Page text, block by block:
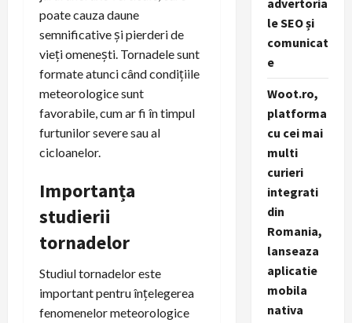
poate cauza daune
semnificative și pierderi de
vieți omenești. Tornadele sunt
formate atunci când condițiile
meteorologice sunt
favorabile, cum ar fi în timpul
furtunilor severe sau al
cicloanelor.
Importanța
studierii
tornadelor
Studiul tornadelor este
important pentru înțelegerea
fenomenelor meteorologice
advertoria
le SEO și
comunicat
e
Woot.ro,
platforma
cu cei mai
multi
curieri
integrati
din
Romania,
lanseaza
aplicatie
mobila
nativa